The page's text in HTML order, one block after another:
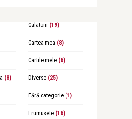
Calatorii (19)
Cartea mea (8)
Cartile mele(6)
(8) Diverse(25)
Fără categorie(1)
Frumusete(16)